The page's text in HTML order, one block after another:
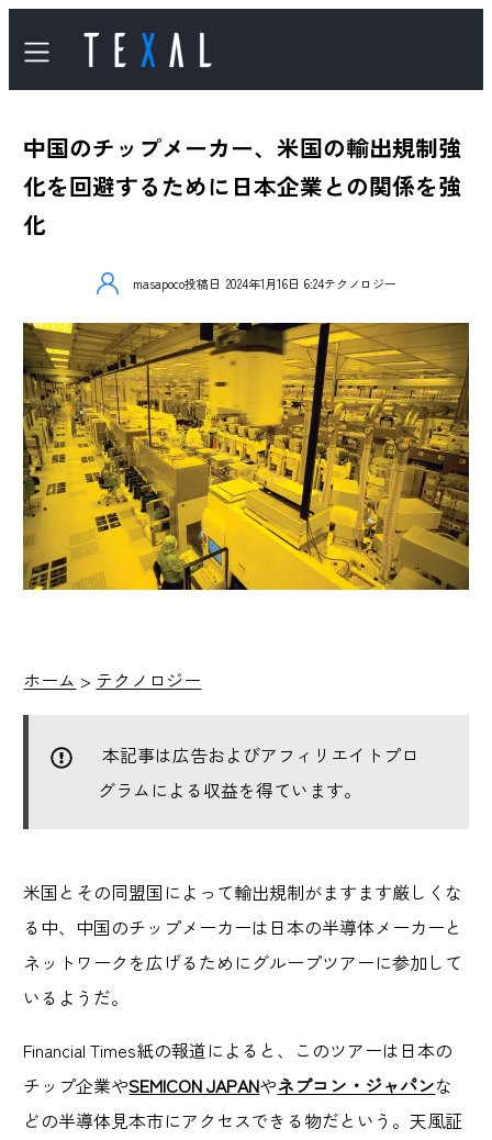
中国のチップメーカー、米国の輸出規制強
化を回避するために日本企業との関係を強
化
masapoco投稿日 2024年1月16日 6:24テクノロジー
ホーム > テクノロジー
本記事は広告およびアフィリエイトプロ
グラムによる収益を得ています。
米国とその同盟国によって輸出規制がますます厳しくな
る中、中国のチップメーカーは日本の半導体メーカーと
ネットワークを広げるためにグループツアーに参加して
いるようだ。
Financial Times紙の報道によると、このツアーは日本の
チップ企業やSEMICON JAPANやネプコン・ジャパンな
どの半導体見本市にアクセスできる物だという。天風証